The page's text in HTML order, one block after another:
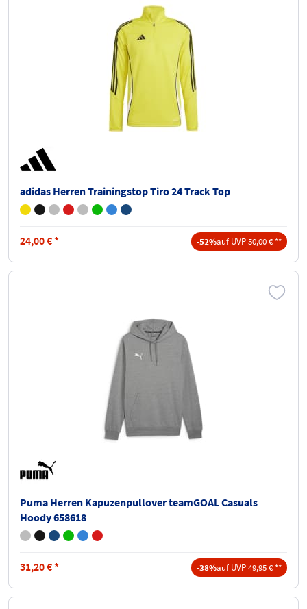
adidas Herren Trainingstop Tiro 24 Track Top
24,00€ * -52%auf UVP 50,00 € **
Puma Herren Kapuzenpullover teamGOAL Casuals
Hoody 658618
31,20€ * -38%auf UVP 49,95 € **